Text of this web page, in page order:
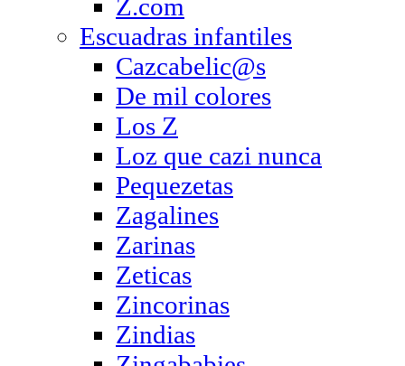
Z.com
Escuadras infantiles
Cazcabelic@s
De mil colores
Los Z
Loz que cazi nunca
Pequezetas
Zagalines
Zarinas
Zeticas
Zincorinas
Zindias